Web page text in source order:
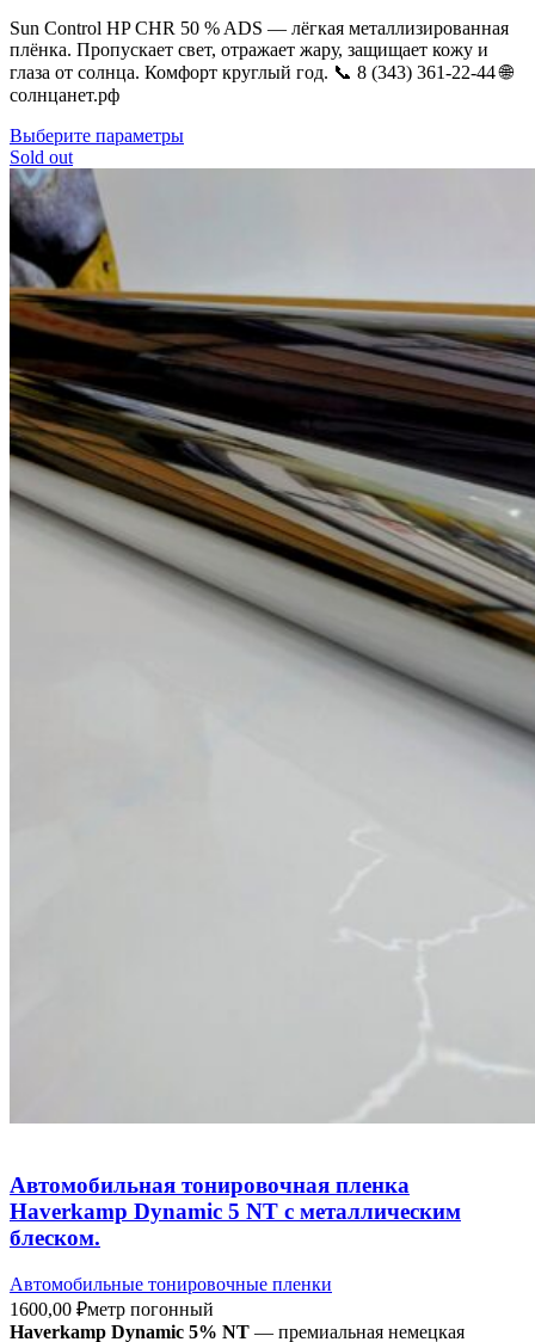
Sun Control HP CHR 50 % ADS — лёгкая металлизированная
плёнка. Пропускает свет, отражает жару, защищает кожу и
глаза от солнца. Комфорт круглый год. 📞 8 (343) 361-22-44 🌐
солнцанет.рф
Выберите параметры
Sold out
Автомобильная тонировочная пленка
Haverkamp Dynamiс 5 NT с металлическим
блеском.
Автомобильные тонировочные пленки
1600,00 ₽метр погонный
Haverkamp Dynamiс 5% NT — премиальная немецкая